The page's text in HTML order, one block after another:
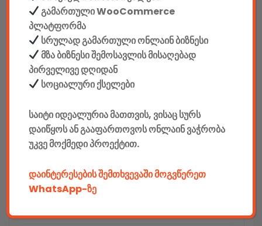
სეიფები
კონსტრუქტორები
კომპიუტერები & აქსესუარები
კამერები & აქსესუარები
გამართული WooCommerce
პლატფორმა
სრულად გამართული ონლაინ ბიზნესი
მზა ბიზნესი შემოსავლის მისაღებად
პირველივე დღიდან
სოციალური ქსელები
საიტი იდეალურია მათთვის, ვისაც სურს
დაიწყოს ან გააფართოვოს ონლაინ ვაჭრობა
უკვე მოქმედი პროექტით.
დაინტერესების შემთხვევაში მოგვწერეთ
WhatsApp-ზე